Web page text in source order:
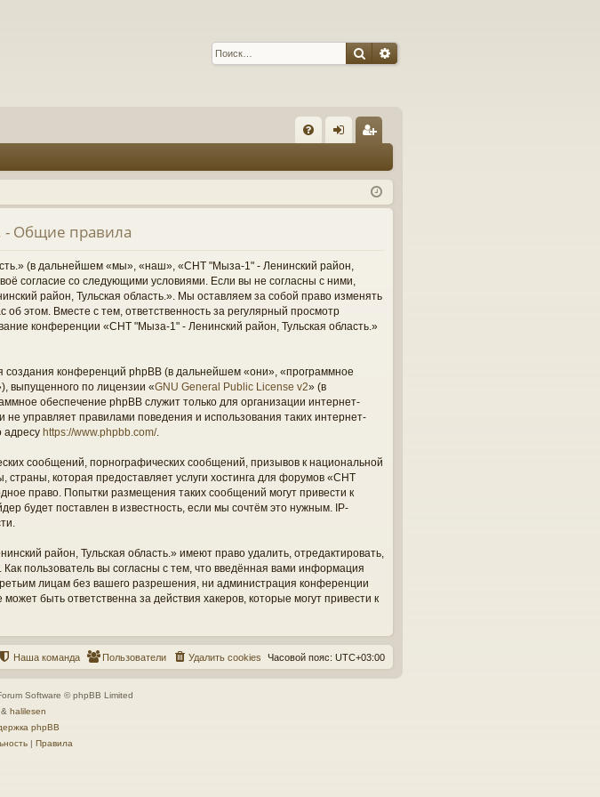
ПоискРасширенный поиск
Q д ис
тр
- Общие правила
(в дальнейшем «мы», «наш», «СНТ "Мыза-1" - Ленинский район,
согласие со следующими условиями. Если вы не согласны с ними,
район, Тульская область.». Мы оставляем за собой право изменять
этом. Вместе с тем, ответственность за регулярный просмотр
конференции «СНТ "Мыза-1" - Ленинский район, Тульская область.»
конференций phpBB (в дальнейшем «они», «программное
выпущенного по лицензии «GNU General Public License v2» (в
обеспечение phpBB служит только для организации интернет-
управляет правилами поведения и использования таких интернет-
адресу https://www.phpbb.com/.
сообщений, порнографических сообщений, призывов к национальной
которая предоставляет услуги хостинга для форумов «СНТ
право. Попытки размещения таких сообщений могут привести к
будет поставлен в известность, если мы сочтём это нужным. IP-
район, Тульская область.» имеют право удалить, отредактировать,
пользователь вы согласны с тем, что введённая вами информация
лицам без вашего разрешения, ни администрация конференции
быть ответственна за действия хакеров, которые могут привести к
Часовой пояс: UTC+03:00
Удалить cookies
Пользователи
Наша команда
Software © phpBB Limited
& halilesen
phpBB
| Правила